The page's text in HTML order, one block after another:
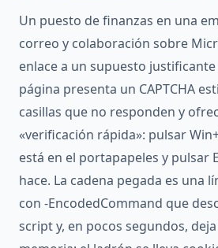
Un puesto de finanzas en una
correo y colaboración sobre
enlace a un supuesto
página presenta un CAPTCHA
casillas que no responden y
«verificación rápida»: pulsar
está en el portapapeles y pulsar
hace. La cadena pegada es una
con -EncodedCommand que
script y, en pocos segundos,